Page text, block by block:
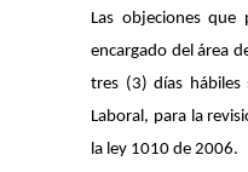
Las objeciones
encargado del área
tres (3) días hábiles
Laboral, para la
la ley 1010 de 2006.